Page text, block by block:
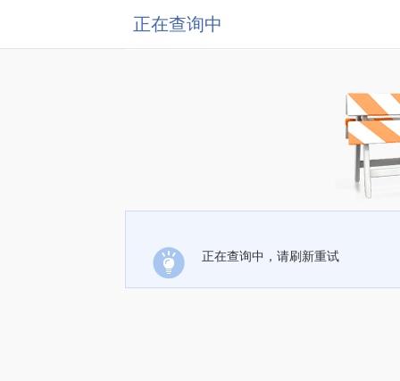
正在查询中
正在查询中，请刷新重试